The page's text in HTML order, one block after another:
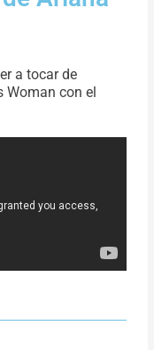
a tocar de
Woman con el